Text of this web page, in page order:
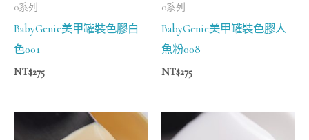
0系列
BabyGenie美甲罐裝色膠白
色001
NT$275
0系列
BabyGenie美甲罐裝色膠人
魚粉008
NT$275